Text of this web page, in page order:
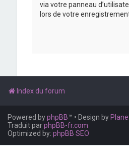
via votre panneau
lors de votre
Index du forum
Powered byphpBB™ • Design by
Traduit parphpBB-fr.com
Optimized by: phpBB SEO